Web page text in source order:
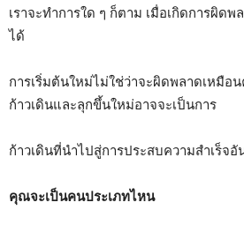
เราจะทำการใด ๆ ก็ตาม เมื่อเกิดการผิด
ได้
การเริ่มต้นใหม่ไม่ใช่ว่าจะผิดพลาดเหมือ
ก้าวเดินและลุกขึ้นใหม่อาจจะเป็นการ
ก้าวเดินที่นำไปสู่การประสบความสำเร็จ
คุณจะเป็นคนประเภทไหน